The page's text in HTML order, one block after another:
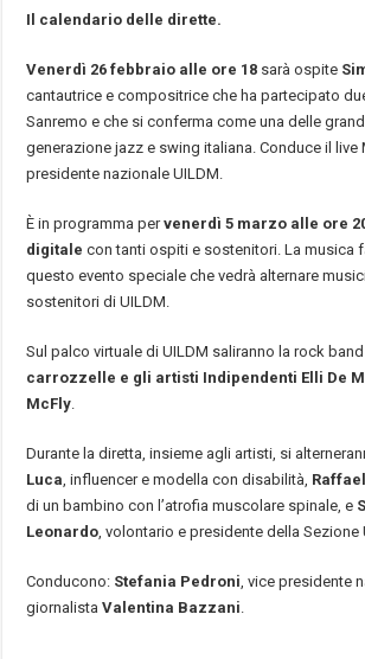
Il calendario delle dirette.
Venerdì 26 febbraio alle ore 18 sarà ospite
cantautrice e compositrice che ha partecipato
Sanremo e che si conferma come una delle
generazione jazz e swing italiana. Conduce il live
presidente nazionale UILDM.
È in programma pervenerdì 5 marzo alle ore
digitale con tanti ospiti e sostenitori. La musica
questo evento speciale che vedrà alternare
sostenitori di UILDM.
Sul palco virtuale di UILDM saliranno la rock band
carrozzelle e gli artisti Indipendenti Elli De
McFly
Durante la diretta, insieme agli artisti, si
Luca , influencer e modella con disabilità,
di un bambino con l’atrofia muscolare spinale, e
Leonardo , volontario e presidente della Sezione
Conducono: Stefania Pedroni , vice presidente
giornalistaValentina Bazzani